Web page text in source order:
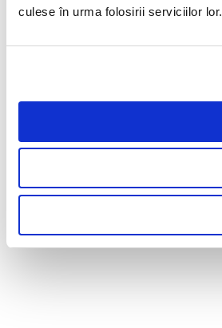
culese în urma folosirii serviciilor lor.